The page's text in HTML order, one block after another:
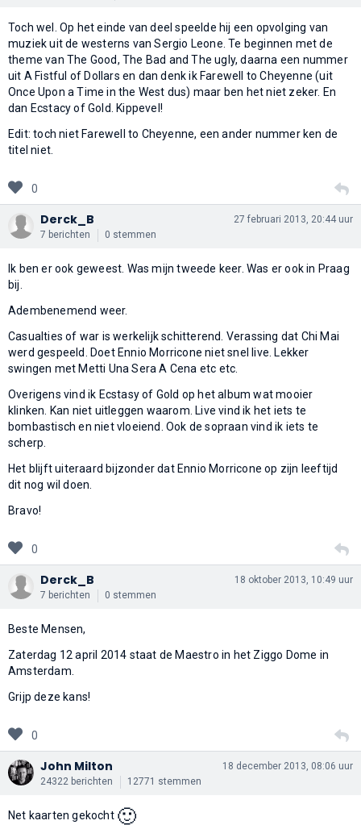
Toch wel. Op het einde van deel speelde hij een opvolging van
muziek uit de westerns van Sergio Leone. Te beginnen met de
theme van The Good, The Bad and The ugly, daarna een nummer
uit A Fistful of Dollars en dan denk ik Farewell to Cheyenne (uit
Once Upon a Time in the West dus) maar ben het niet zeker. En
dan Ecstacy of Gold. Kippevel!
Edit: toch niet Farewell to Cheyenne, een ander nummer ken de
titel niet.
0
Derck_B
7 berichten 0 stemmen
27 februari 2013, 20:44 uur
Ik ben er ook geweest. Was mijn tweede keer. Was er ook in Praag
bij.
Adembenemend weer.
Casualties of war is werkelijk schitterend. Verassing dat Chi Mai
werd gespeeld. Doet Ennio Morricone niet snel live. Lekker
swingen met Metti Una Sera A Cena etc etc.
Overigens vind ik Ecstasy of Gold op het album wat mooier
klinken. Kan niet uitleggen waarom. Live vind ik het iets te
bombastisch en niet vloeiend. Ook de sopraan vind ik iets te
scherp.
Het blijft uiteraard bijzonder dat Ennio Morricone op zijn leeftijd
dit nog wil doen.
Bravo!
0
Derck_B
7 berichten 0 stemmen
18 oktober 2013, 10:49 uur
Beste Mensen,
Zaterdag 12 april 2014 staat de Maestro in het Ziggo Dome in
Amsterdam.
Grijp deze kans!
0
John Milton
24322 berichten 12771 stemmen
18 december 2013, 08:06 uur
Net kaarten gekocht 🙂